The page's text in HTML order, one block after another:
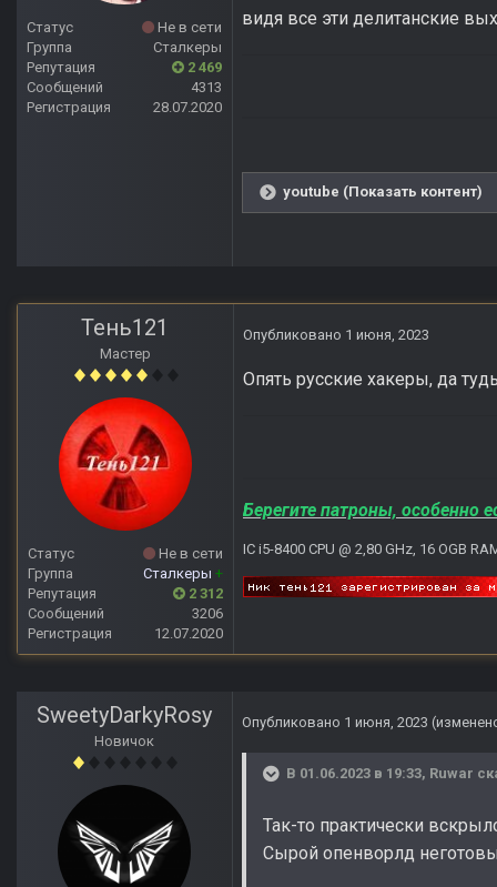
Статус
Не в сети
Группа
Сталкеры
Репутация
2 469
Сообщений
4313
Регистрация
28.07.2020
видя все эти делитанские
youtube (Показать контент)
Тень121
Мастер
Статус
Не в сети
Группа
Сталкеры +
Репутация
2 312
Сообщений
3206
Регистрация
12.07.2020
Опубликовано 1 июня, 2023
Опять русские хакеры, да
Берегите патроны, особенно
IC i5-8400 CPU @ 2,80 GHz, 16 OGB
SweetyDarkyRosy
Новичок
Опубликовано 1 июня, 2023
В 01.06.2023 в 19:33, Ruwar
Так-то практически
Сырой опенворлд